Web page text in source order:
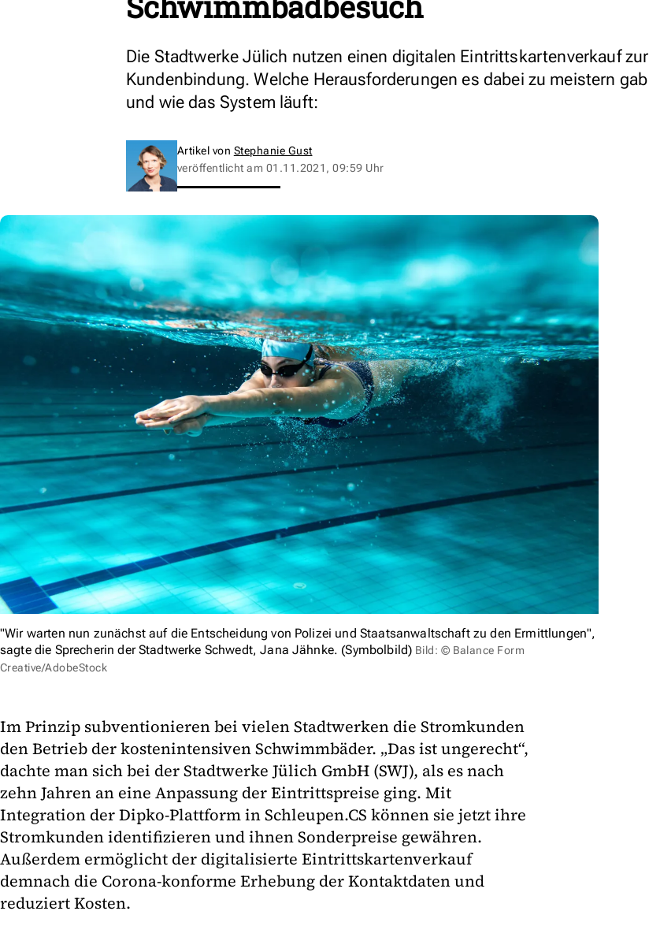
Die Stadtwerke Jülich nutzen einen digitalen Eintrittskartenverkauf zur
Kundenbindung. Welche Herausforderungen es dabei zu meistern gab
und wie das System läuft:
Artikel von Stephanie Gust
veröffentlicht am 01.11.2021, 09:59 Uhr
"Wir warten nun zunächst auf die Entscheidung von Polizei und Staatsanwaltschaft zu den Ermittlungen",
sagte die Sprecherin der Stadtwerke Schwedt, Jana Jähnke. (Symbolbild) Bild: © Balance Form
Creative/AdobeStock
Im Prinzip subventionieren bei vielen Stadtwerken die Stromkunden
den Betrieb der kostenintensiven Schwimmbäder. „Das ist ungerecht“,
dachte man sich bei der Stadtwerke Jülich GmbH (SWJ), als es nach
zehn Jahren an eine Anpassung der Eintrittspreise ging. Mit
Integration der Dipko-Plattform in Schleupen.CS können sie jetzt ihre
Stromkunden identifizieren und ihnen Sonderpreise gewähren.
Außerdem ermöglicht der digitalisierte Eintrittskartenverkauf
demnach die Corona-konforme Erhebung der Kontaktdaten und
reduziert Kosten.